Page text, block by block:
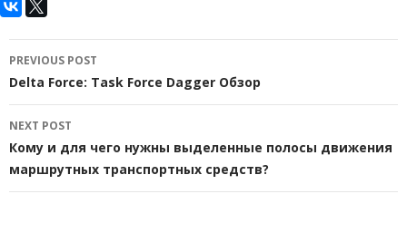
Post
navigation
PREVIOUS POST
Delta Force: Task Force Dagger Обзор
NEXT POST
Кому и для чего нужны выделенные полосы движения
маршрутных транспортных средств?